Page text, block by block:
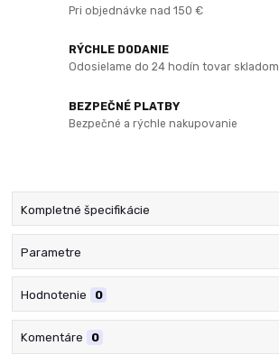
Pri objednávke nad 150 €
RÝCHLE DODANIE
Odosielame do 24 hodín tovar skladom
BEZPEČNÉ PLATBY
Bezpečné a rýchle nakupovanie
Kompletné špecifikácie
Parametre
Hodnotenie 0
Komentáre 0